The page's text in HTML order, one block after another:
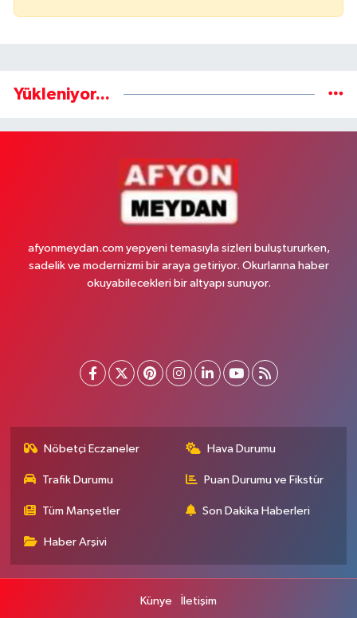
Yükleniyor...
afyonmeydan.com yepyeni temasıyla sizleri buluştururken,
sadelik ve modernizmi bir araya getiriyor. Okurlarına haber
okuyabilecekleri bir altyapı sunuyor.
Nöbetçi Eczaneler Hava Durumu
Trafik Durumu Puan Durumu ve Fikstür
Tüm Manşetler Son Dakika Haberleri
Haber Arşivi
Künye İletişim